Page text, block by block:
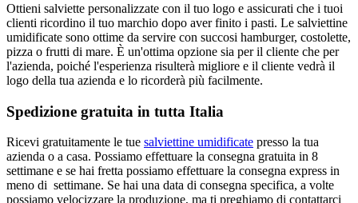
Ottieni salviette personalizzate con il tuo logo e assicurati che i tuoi
clienti ricordino il tuo marchio dopo aver finito i pasti. Le salviettine
umidificate sono ottime da servire con succosi hamburger, costolette,
pizza o frutti di mare. È un'ottima opzione sia per il cliente che per
l'azienda, poiché l'esperienza risulterà migliore e il cliente vedrà il
logo della tua azienda e lo ricorderà più facilmente.
Spedizione gratuita in tutta Italia
Ricevi gratuitamente le tue salviettine umidificate presso la tua
azienda o a casa. Possiamo effettuare la consegna gratuita in 8
settimane e se hai fretta possiamo effettuare la consegna express in
meno di settimane. Se hai una data di consegna specifica, a volte
possiamo velocizzare la produzione, ma ti preghiamo di contattarci